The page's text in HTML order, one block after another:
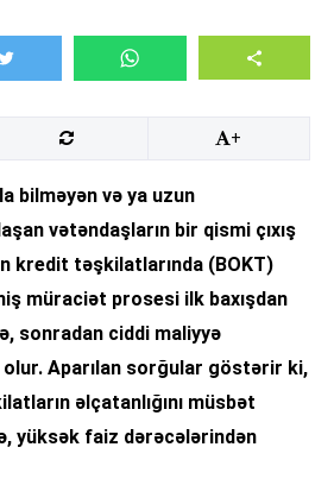
+
bilməyən və ya uzun
vətəndaşların bir qismi çıxış
kredit təşkilatlarında (BOKT)
müraciət prosesi ilk baxışdan
sonradan ciddi maliyyə
Aparılan sorğular göstərir ki,
əlçatanlığını müsbət
yüksək faiz dərəcələrindən